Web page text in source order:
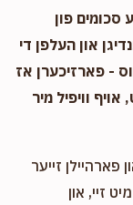
סכומים פון
און העלפן די
- פארזיכערן אז
וויפיל מיר
פארהיילן זייער
זיי, און